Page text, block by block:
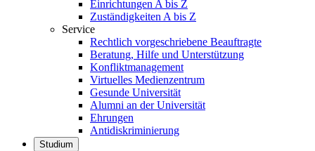
Einrichtungen A bis Z
Zuständigkeiten A bis Z
Service
Rechtlich vorgeschriebene Beauftragte
Beratung, Hilfe und Unterstützung
Konfliktmanagement
Virtuelles Medienzentrum
Gesunde Universität
Alumni an der Universität
Ehrungen
Antidiskriminierung
Studium